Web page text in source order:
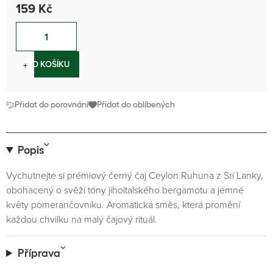
159 Kč
−
+DO KOŠÍKU
Přidat do porovnání Přidat do oblíbených
Popis
Vychutnejte si prémiový černý čaj Ceylon Ruhuna z Srí Lanky,
obohacený o svěží tóny jihoitalského bergamotu a jemné
květy pomerančovníku. Aromatická směs, která promění
každou chvilku na malý čajový rituál.
Příprava